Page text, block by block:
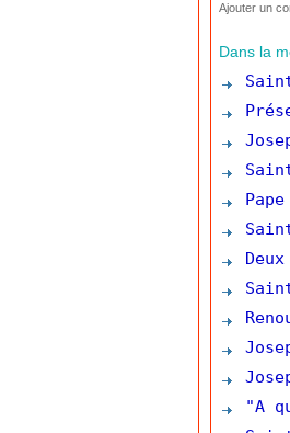
Ajouter un
Dans la
"A